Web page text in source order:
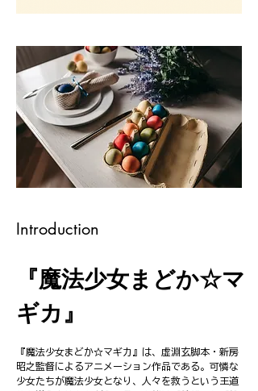
Introduction
『魔法少女まどか☆マ
ギカ』
『魔法少女まどか☆マギカ』は、虚淵玄脚本・新房
昭之監督によるアニメーション作品である。可憐な
少女たちが魔法少女となり、人々を救うという王道